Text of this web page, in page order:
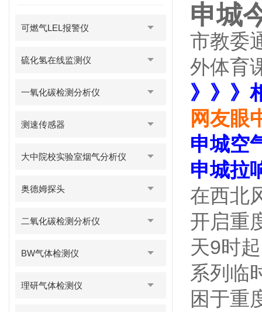
可燃气LEL报警仪
硫化氢在线监测仪
一氧化碳检测分析仪
测速传感器
大中院校实验室烟气分析仪
奥德姆探头
二氧化碳检测分析仪
BW气体检测仪
理研气体检测仪
申城
市教委
外体育
》》》
网友眼
申城空
申城拉
在西北
开启重
天9时
系列临
困于重